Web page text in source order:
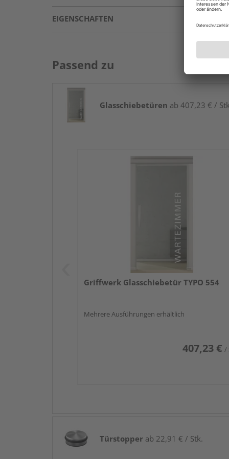
EIGENSCHAFTEN
Passend zu
Glasschiebetüren ab 407,23 € /
Griffwerk Glasschiebetür TYPO 554
Mehrere Ausführungen erhältlich
407,23 € /
Türstopper ab 22,91 € / Stk.